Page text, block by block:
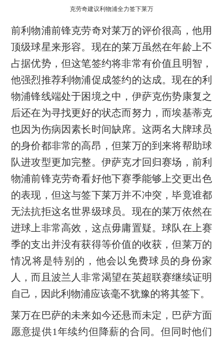
克劳奇建议利物浦全力签下莱万
前利物浦前锋克劳奇对莱万的评价很高，他用
顶级球星来形容。现在的莱万虽然在年龄上不
占据优势，但这笔签约将非常有价值且明智，
他强烈推荐利物浦促成签约的达成。现在的利
物浦锋线端处于困境之中，伊萨克伤势康复之
后还在为寻找更好的状态而努力，而埃基蒂克
也因为伤病因素长时间缺席。这两名大牌球员
的身价都非常的高昂，但莱万的到来将帮助球
队进攻型更加完整。伊萨克才回归赛场，前利
物浦前锋克劳奇看好他下赛季能够上交更出色
的表现，但这与签下莱万并不冲突，毕竟谁都
无法抗拒这名世界级球员。现在的莱万依然在
进球上非常高效，这点毋庸置疑。球队在上赛
季的支出并没有获得等价值的收获，但莱万的
情况将是特别的，他会以免费球员的身份家
人，而且波兰人非常渴望在英超联赛继续证明
自己，因此利物浦应该毫不犹豫的将其签下。
莱万在巴萨的未来如今还悬而未定，巴萨方面
愿意提供1年续约但降薪的合同。但同时他们